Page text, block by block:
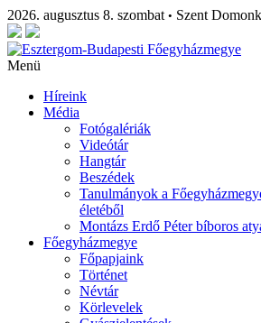
2026. augusztus 8. szombat • Szent
Menü
Híreink
Média
Fotógalériák
Videótár
Hangtár
Beszédek
Tanulmányok a
életéből
Montázs Erdő Péter bíboros
Főegyházmegye
Főpapjaink
Történet
Névtár
Körlevelek